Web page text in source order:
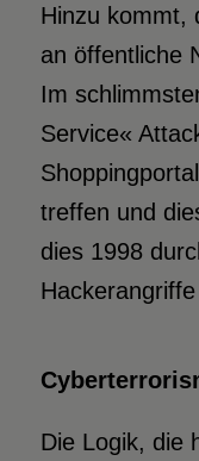
Hinzu kommt,
an öffentliche
Im
Service«
treffen und
dies 1998
Die Logik, die